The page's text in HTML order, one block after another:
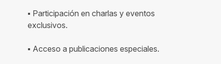
▪ Participación en charlas y eventos
exclusivos.
▪ Acceso a publicaciones especiales.